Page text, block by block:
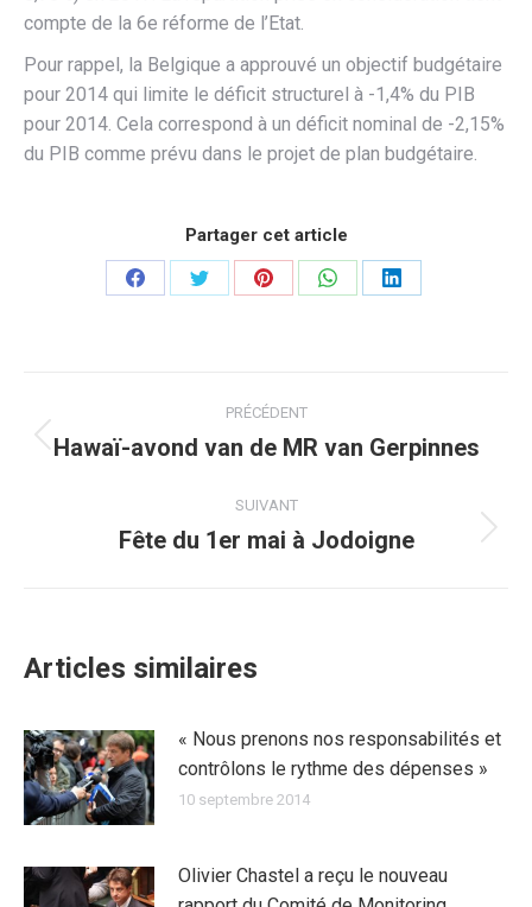
compte de la 6e réforme de l’Etat.
Pour rappel, la Belgique a approuvé un objectif budgétaire
pour 2014 qui limite le déficit structurel à -1,4% du PIB
pour 2014. Cela correspond à un déficit nominal de -2,15%
du PIB comme prévu dans le projet de plan budgétaire.
Partager cet article
PartagerPartagerPartagerPartagerPartager
article
PRÉCÉDENT
Article
:
Hawaï-avond van de MR van Gerpinnes
SUIVANT
Article
Fête du 1er mai à Jodoigne
Articles similaires
« Nous prenons nos responsabilités et
contrôlons le rythme des dépenses »
10 septembre 2014
Olivier Chastel a reçu le nouveau